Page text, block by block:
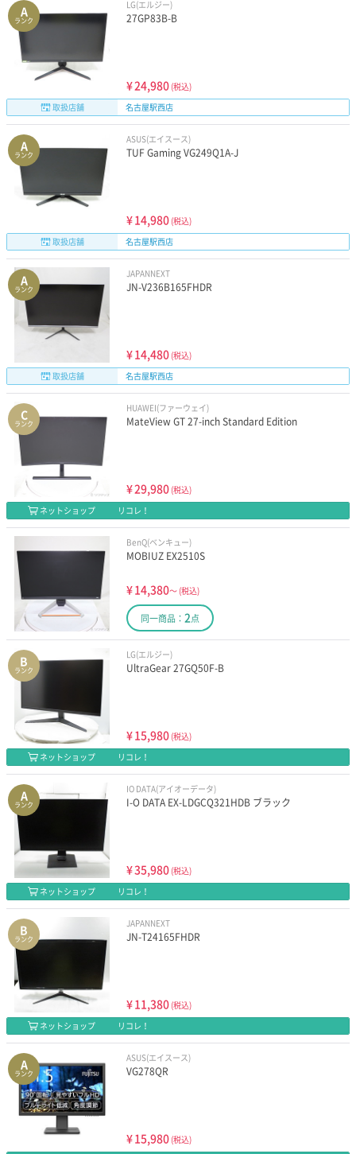
A
ランク
LG(エルジー)
27GP83B-B
¥24,980 (税込)
取扱店舗
名古屋駅西店
A
ランク
ASUS(エイスース)
TUF Gaming VG249Q1A-J
¥14,980 (税込)
取扱店舗
名古屋駅西店
A
ランク
JAPANNEXT
JN-V236B165FHDR
¥14,480 (税込)
取扱店舗
名古屋駅西店
C
ランク
HUAWEI(ファーウェイ)
MateView GT 27-inch Standard Edition
¥29,980 (税込)
ネットショップ
リコレ！
BenQ(ベンキュー)
MOBIUZ EX2510S
¥14,380～ (税込)
同一商品： 2点
B
ランク
LG(エルジー)
UltraGear 27GQ50F-B
¥15,980 (税込)
ネットショップ
リコレ！
A
ランク
IO DATA(アイオーデータ)
I-O DATA EX-LDGCQ321HDB ブラック
¥35,980 (税込)
ネットショップ
リコレ！
B
ランク
JAPANNEXT
JN-T24165FHDR
¥11,380 (税込)
ネットショップ
リコレ！
A
ランク
ASUS(エイスース)
VG278QR
¥15,980 (税込)